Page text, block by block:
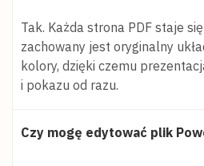
Tak. Każda strona PDF staje
zachowany jest oryginalny
kolory, dzięki czemu
i pokazu od razu.
Czy mogę edytować plik